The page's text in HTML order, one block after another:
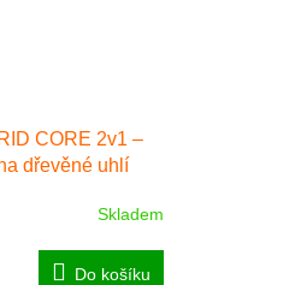
CORE 2v1 –
dřevěné uhlí
Skladem
Do košíku